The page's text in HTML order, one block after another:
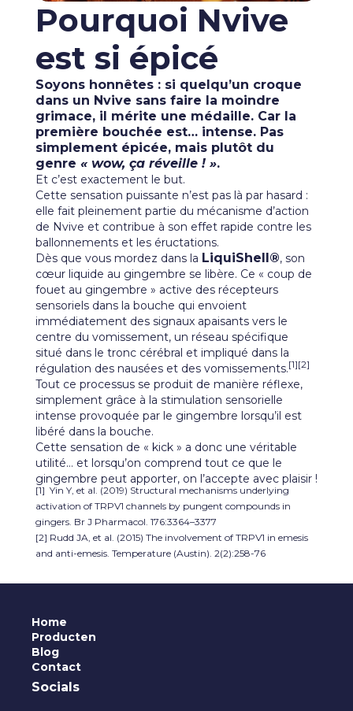
Pourquoi Nvive
est si épicé
Soyons honnêtes : si quelqu’un croque
dans un Nvive sans faire la moindre
grimace, il mérite une médaille. Car la
première bouchée est… intense. Pas
simplement épicée, mais plutôt du
genre « wow, ça réveille ! ».
Et c’est exactement le but.
Cette sensation puissante n’est pas là par hasard :
elle fait pleinement partie du mécanisme d’action
de Nvive et contribue à son effet rapide contre les
ballonnements et les éructations.
Dès que vous mordez dans la LiquiShell®, son
cœur liquide au gingembre se libère. Ce « coup de
fouet au gingembre » active des récepteurs
sensoriels dans la bouche qui envoient
immédiatement des signaux apaisants vers le
centre du vomissement, un réseau spécifique
situé dans le tronc cérébral et impliqué dans la
régulation des nausées et des vomissements.[1][2]
Tout ce processus se produit de manière réflexe,
simplement grâce à la stimulation sensorielle
intense provoquée par le gingembre lorsqu’il est
libéré dans la bouche.
Cette sensation de « kick » a donc une véritable
utilité… et lorsqu’on comprend tout ce que le
gingembre peut apporter, on l’accepte avec plaisir !
[1] Yin Y, et al. (2019) Structural mechanisms underlying
activation of TRPV1 channels by pungent compounds in
gingers. Br J Pharmacol. 176:3364–3377
[2] Rudd JA, et al. (2015) The involvement of TRPV1 in emesis
and anti-emesis. Temperature (Austin). 2(2):258-76
Home
Producten
Blog
Contact
Socials